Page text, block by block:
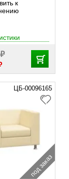
к
₽
ЦБ-00096165
под заказ